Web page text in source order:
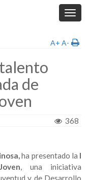
A+ A-
de
368
ha presentado la I
, una iniciativa
y de Desarrollo